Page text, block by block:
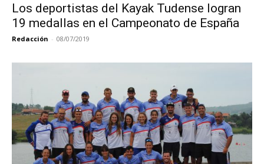
Los deportistas del Kayak Tudense logran
19 medallas en el Campeonato de España
Redacción - 08/07/2019